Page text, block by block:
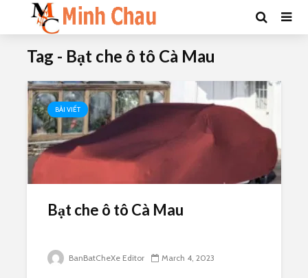
Tag - Bạt che ô tô Cà Mau
BÀI VIẾT
Bạt che ô tô Cà Mau
BanBatCheXe Editor March 4, 2023